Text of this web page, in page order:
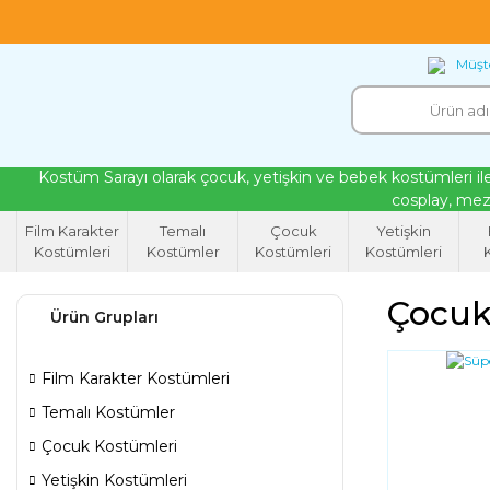
Kostüm Sarayı olarak çocuk, yetişkin ve bebek kostümleri
cosplay,
Film Karakter
Kostümleri
Temalı
Kostümler
Çocuk
Kostümleri
Yetişkin
Kostümleri
Ürün Grupları
Film Karakter Kostümleri
Temalı Kostümler
Çocuk Kostümleri
Yetişkin Kostümleri